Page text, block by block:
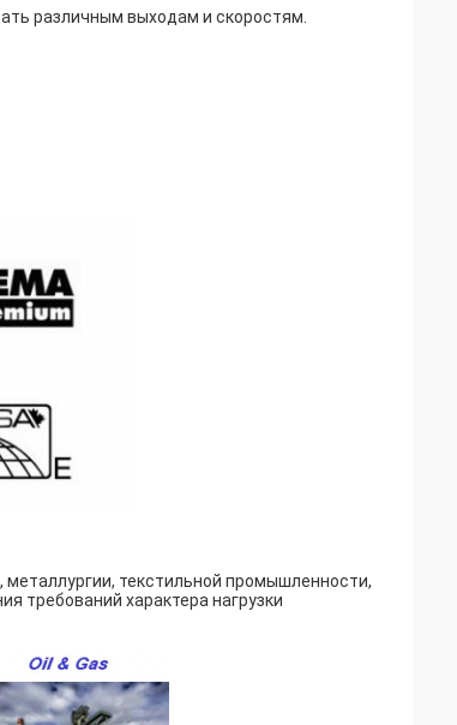
различным выходам и скоростям.
текстильной промышленности,
требований характера нагрузки